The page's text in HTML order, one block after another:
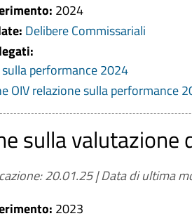
: Tempestivo (ex art. 8, d.lgs.
2024
Delibere Commissariali
performance 2024
OIV relazione sulla performance
sulla
20.01.25|Data di ultima
2023